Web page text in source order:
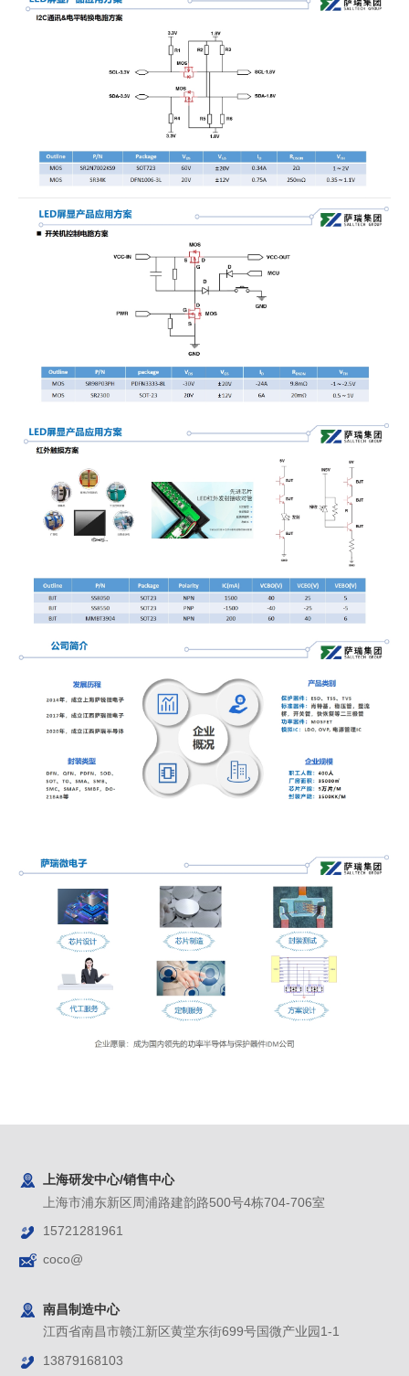
上海研发中心/销售中心
上海市浦东新区周浦路建韵路500号4栋704-706室
15721281961
coco@
南昌制造中心
江西省南昌市赣江新区黄堂东街699号国微产业园1-1
13879168103